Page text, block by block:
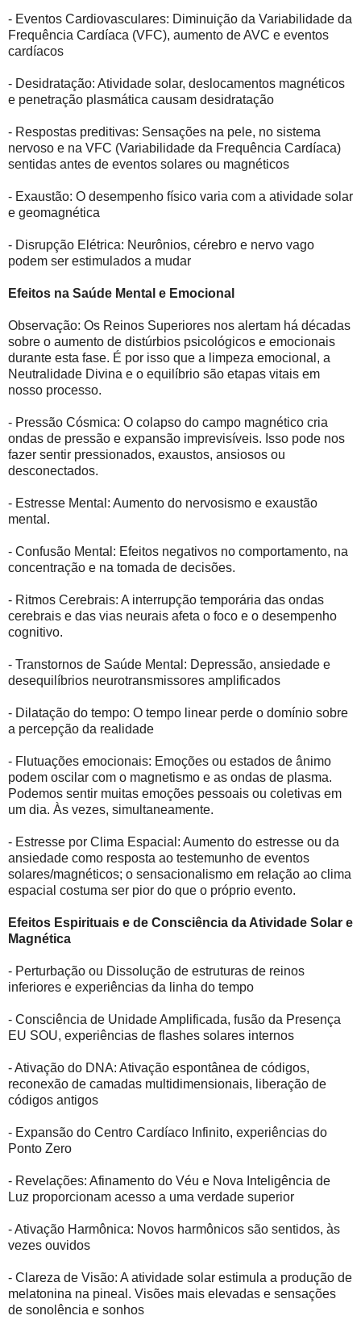
- Eventos Cardiovasculares: Diminuição da Variabilidade da
Frequência Cardíaca (VFC), aumento de AVC e eventos
cardíacos
- Desidratação: Atividade solar, deslocamentos magnéticos
e penetração plasmática causam desidratação
- Respostas preditivas: Sensações na pele, no sistema
nervoso e na VFC (Variabilidade da Frequência Cardíaca)
sentidas antes de eventos solares ou magnéticos
- Exaustão: O desempenho físico varia com a atividade solar
e geomagnética
- Disrupção Elétrica: Neurônios, cérebro e nervo vago
podem ser estimulados a mudar
Efeitos na Saúde Mental e Emocional
Observação: Os Reinos Superiores nos alertam há décadas
sobre o aumento de distúrbios psicológicos e emocionais
durante esta fase. É por isso que a limpeza emocional, a
Neutralidade Divina e o equilíbrio são etapas vitais em
nosso processo.
- Pressão Cósmica: O colapso do campo magnético cria
ondas de pressão e expansão imprevisíveis. Isso pode nos
fazer sentir pressionados, exaustos, ansiosos ou
desconectados.
- Estresse Mental: Aumento do nervosismo e exaustão
mental.
- Confusão Mental: Efeitos negativos no comportamento, na
concentração e na tomada de decisões.
- Ritmos Cerebrais: A interrupção temporária das ondas
cerebrais e das vias neurais afeta o foco e o desempenho
cognitivo.
- Transtornos de Saúde Mental: Depressão, ansiedade e
desequilíbrios neurotransmissores amplificados
- Dilatação do tempo: O tempo linear perde o domínio sobre
a percepção da realidade
- Flutuações emocionais: Emoções ou estados de ânimo
podem oscilar com o magnetismo e as ondas de plasma.
Podemos sentir muitas emoções pessoais ou coletivas em
um dia. Às vezes, simultaneamente.
- Estresse por Clima Espacial: Aumento do estresse ou da
ansiedade como resposta ao testemunho de eventos
solares/magnéticos; o sensacionalismo em relação ao clima
espacial costuma ser pior do que o próprio evento.
Efeitos Espirituais e de Consciência da Atividade Solar e
Magnética
- Perturbação ou Dissolução de estruturas de reinos
inferiores e experiências da linha do tempo
- Consciência de Unidade Amplificada, fusão da Presença
EU SOU, experiências de flashes solares internos
- Ativação do DNA: Ativação espontânea de códigos,
reconexão de camadas multidimensionais, liberação de
códigos antigos
- Expansão do Centro Cardíaco Infinito, experiências do
Ponto Zero
- Revelações: Afinamento do Véu e Nova Inteligência de
Luz proporcionam acesso a uma verdade superior
- Ativação Harmônica: Novos harmônicos são sentidos, às
vezes ouvidos
- Clareza de Visão: A atividade solar estimula a produção de
melatonina na pineal. Visões mais elevadas e sensações
de sonolência e sonhos